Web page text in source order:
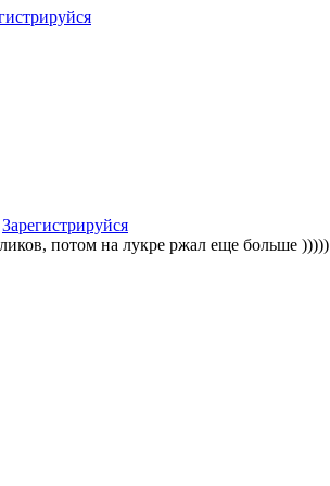
Зарегистрируйся
потом на лукре ржал еще больше )))))